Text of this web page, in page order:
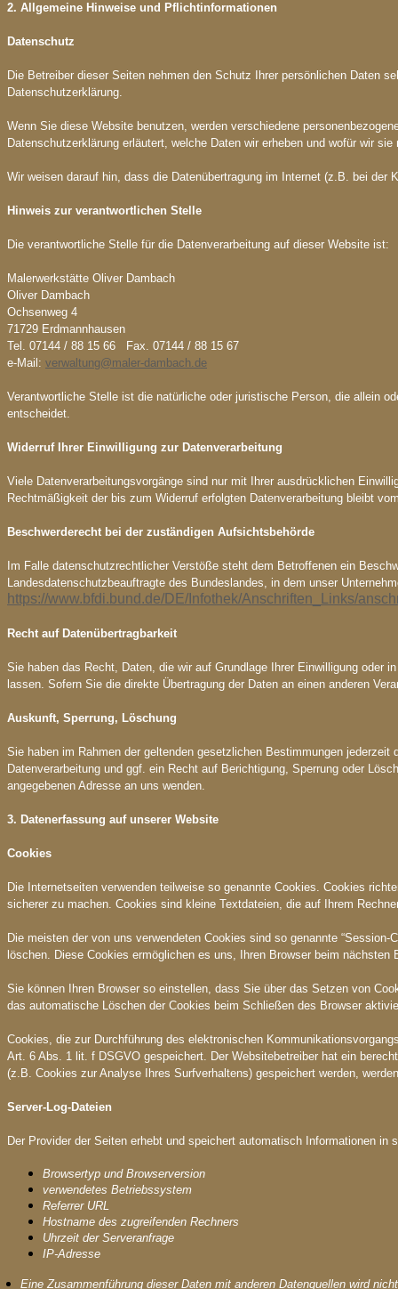
2. Allgemeine Hinweise und Pflichtinformationen
Datenschutz
Die Betreiber dieser Seiten nehmen den Schutz Ihrer persönlichen Daten
Datenschutzerklärung.
Wenn Sie diese Website benutzen, werden verschiedene
Datenschutzerklärung erläutert, welche Daten wir erheben und wofür wir
Wir weisen darauf hin, dass die Datenübertragung im Internet (z.B. bei
Hinweis zur verantwortlichen Stelle
Die verantwortliche Stelle für die Datenverarbeitung auf dieser Website ist:
Malerwerkstätte Oliver Dambach
Oliver Dambach
Ochsenweg 4
71729 Erdmannhausen
Tel. 07144 / 88 15 66 Fax. 07144 / 88 15 67
e-Mail: verwaltung@maler-dambach.de
Verantwortliche Stelle ist die natürliche oder juristische Person, die allein
entscheidet.
Widerruf Ihrer Einwilligung zur Datenverarbeitung
Viele Datenverarbeitungsvorgänge sind nur mit Ihrer ausdrücklichen
Rechtmäßigkeit der bis zum Widerruf erfolgten Datenverarbeitung bleibt
Beschwerderecht bei der zuständigen Aufsichtsbehörde
Im Falle datenschutzrechtlicher Verstöße steht dem Betroffenen ein
Landesdatenschutzbeauftragte des Bundeslandes, in dem unser
https://www.bfdi.bund.de/DE/Infothek/Anschriften_Links/
Recht auf Datenübertragbarkeit
Sie haben das Recht, Daten, die wir auf Grundlage Ihrer Einwilligung oder
lassen. Sofern Sie die direkte Übertragung der Daten an einen anderen
Auskunft, Sperrung, Löschung
Sie haben im Rahmen der geltenden gesetzlichen Bestimmungen
Datenverarbeitung und ggf. ein Recht auf Berichtigung, Sperrung oder
angegebenen Adresse an uns wenden.
3. Datenerfassung auf unserer Website
Cookies
Die Internetseiten verwenden teilweise so genannte Cookies. Cookies
sicherer zu machen. Cookies sind kleine Textdateien, die auf Ihrem
Die meisten der von uns verwendeten Cookies sind so genannte
löschen. Diese Cookies ermöglichen es uns, Ihren Browser beim nächsten
Sie können Ihren Browser so einstellen, dass Sie über das Setzen von
das automatische Löschen der Cookies beim Schließen des Browser
Cookies, die zur Durchführung des elektronischen
Art. 6 Abs. 1 lit. f DSGVO gespeichert. Der Websitebetreiber hat ein
(z.B. Cookies zur Analyse Ihres Surfverhaltens) gespeichert werden,
Server-Log-Dateien
Der Provider der Seiten erhebt und speichert automatisch Informationen
Browsertyp und Browserversion
verwendetes Betriebssystem
Referrer URL
Hostname des zugreifenden Rechners
Uhrzeit der Serveranfrage
IP-Adresse
Eine Zusammenführung dieser Daten mit anderen Datenquellen wird